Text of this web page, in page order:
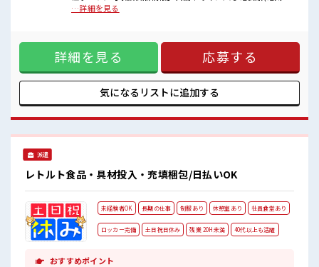
キバツ過ぎなければ髪色・髪型は自由！
残業も1日1H程度あるので給料の上乗せも期待できそう！
のプラスチック部品のため思い物はごくわずかです ■お仕事
ぎたり奇抜でなければOKです！ (規定有)≪機能的な制服アリ
≫ 制服があるので、 毎日の服装の悩み解消♪ ≪未経験でも活
躍できる≫ 新しいことにチャレンジするのは不安だけど、 し
っかり働く環境が整っています！ イチからスキルUP・ステッ
プUP目指していきましょう！ ≪収入アップを目指せる≫ 高時
給だらけの派遣のお仕事です！ ■職場の雰囲気 キバツ過ぎな
休憩時間にゆっくりできるスペース完備！ 残業も1日1H程度
あるので給料の上乗せも期待できそう！
…詳細を見る
詳細を見る 応募する
気になるリストに追加する
派遣
レトルト食品・具材投入・充填梱包/日払いOK
未経験者OK 長期の仕事 制服あり 休憩室あり 社員食堂あり
ロッカー完備 土日祝日休み 残業 20H未満 40代以上も活躍
おすすめポイント